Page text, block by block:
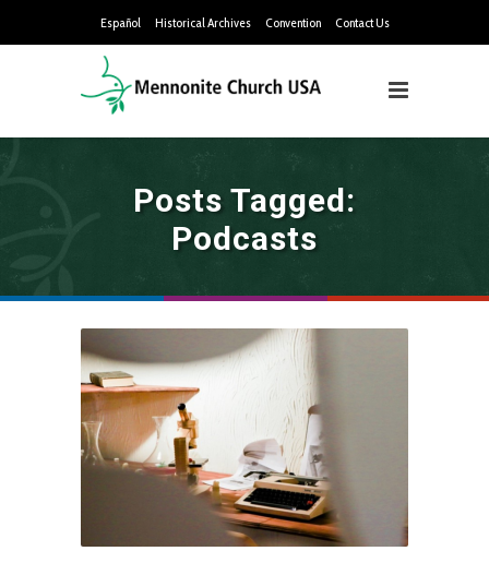
Español Historical Archives Convention Contact Us
Posts Tagged:
Podcasts